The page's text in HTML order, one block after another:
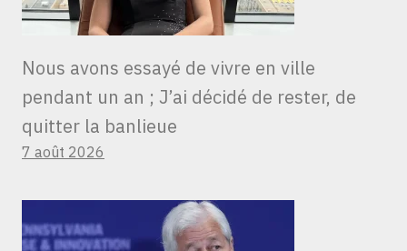
Nous avons essayé de vivre en ville
pendant un an ; J’ai décidé de rester, de
quitter la banlieue
7 août 2026